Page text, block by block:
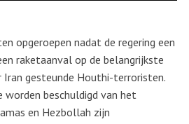
opgeroepen nadat de regering een
raketaanval op de belangrijkste
Iran gesteunde Houthi-terroristen.
beschuldigd van het
en Hezbollah zijn